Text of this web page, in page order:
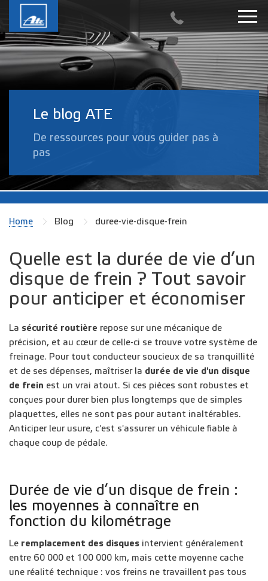
Le blog ATE
De ressources pour vous guider pas à
pas
Home Blog duree-vie-disque-frein
Quelle est la durée de vie d’un
disque de frein ? Tout savoir
pour anticiper et économiser
La sécurité routière repose sur une mécanique de
précision, et au cœur de celle-ci se trouve votre système de
freinage. Pour tout conducteur soucieux de sa tranquillité
et de ses dépenses, maîtriser la durée de vie d'un disque
de frein est un vrai atout. Si ces pièces sont robustes et
conçues pour durer bien plus longtemps que de simples
plaquettes, elles ne sont pas pour autant inaltérables.
Anticiper leur usure, c'est s'assurer un véhicule fiable à
chaque coup de pédale.
Durée de vie d’un disque de frein :
les moyennes à connaître en
fonction du kilométrage
Le remplacement des disques intervient généralement
entre 60 000 et 100 000 km, mais cette moyenne cache
une réalité technique : vos freins ne travaillent pas tous